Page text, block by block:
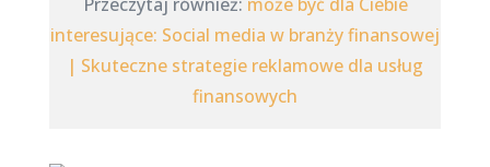
interesujące: Social media w branży finansowej
| Skuteczne strategie reklamowe dla usług
finansowych